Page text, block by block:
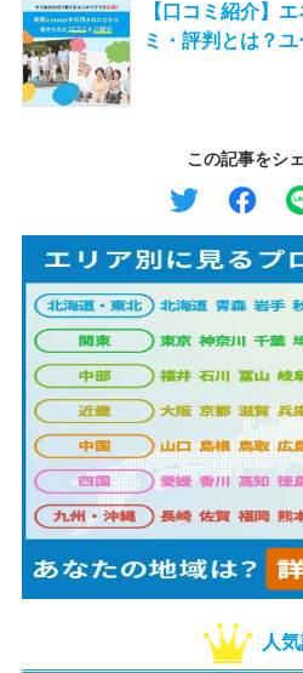
【口コミ紹介】
ミ・評判とは？
この記事をシ
人